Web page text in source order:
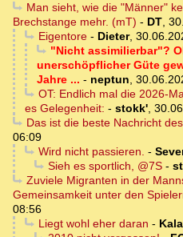
Man sieht, wie die "Männer"
Brechstange mehr. (mT) - DT,
Eigentore- Dieter,
"Nicht assimilierbar"?
unerschöpflicher Güte
Jahre ... - neptun,
OT: Endlich mal die 2026-
es Gelegenheit: - stokk',
Das ist die beste Nachricht
06:09
Wird nicht passieren. -
Sieh es sportlich, @7S-
Zuviele Migranten in der
Gemeinsamkeit unter den
08:56
Liegt wohl eher daran -